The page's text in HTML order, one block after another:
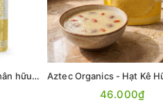
Aztec Organics - Hạnh nhân hữu cơ 200g
46.000₫